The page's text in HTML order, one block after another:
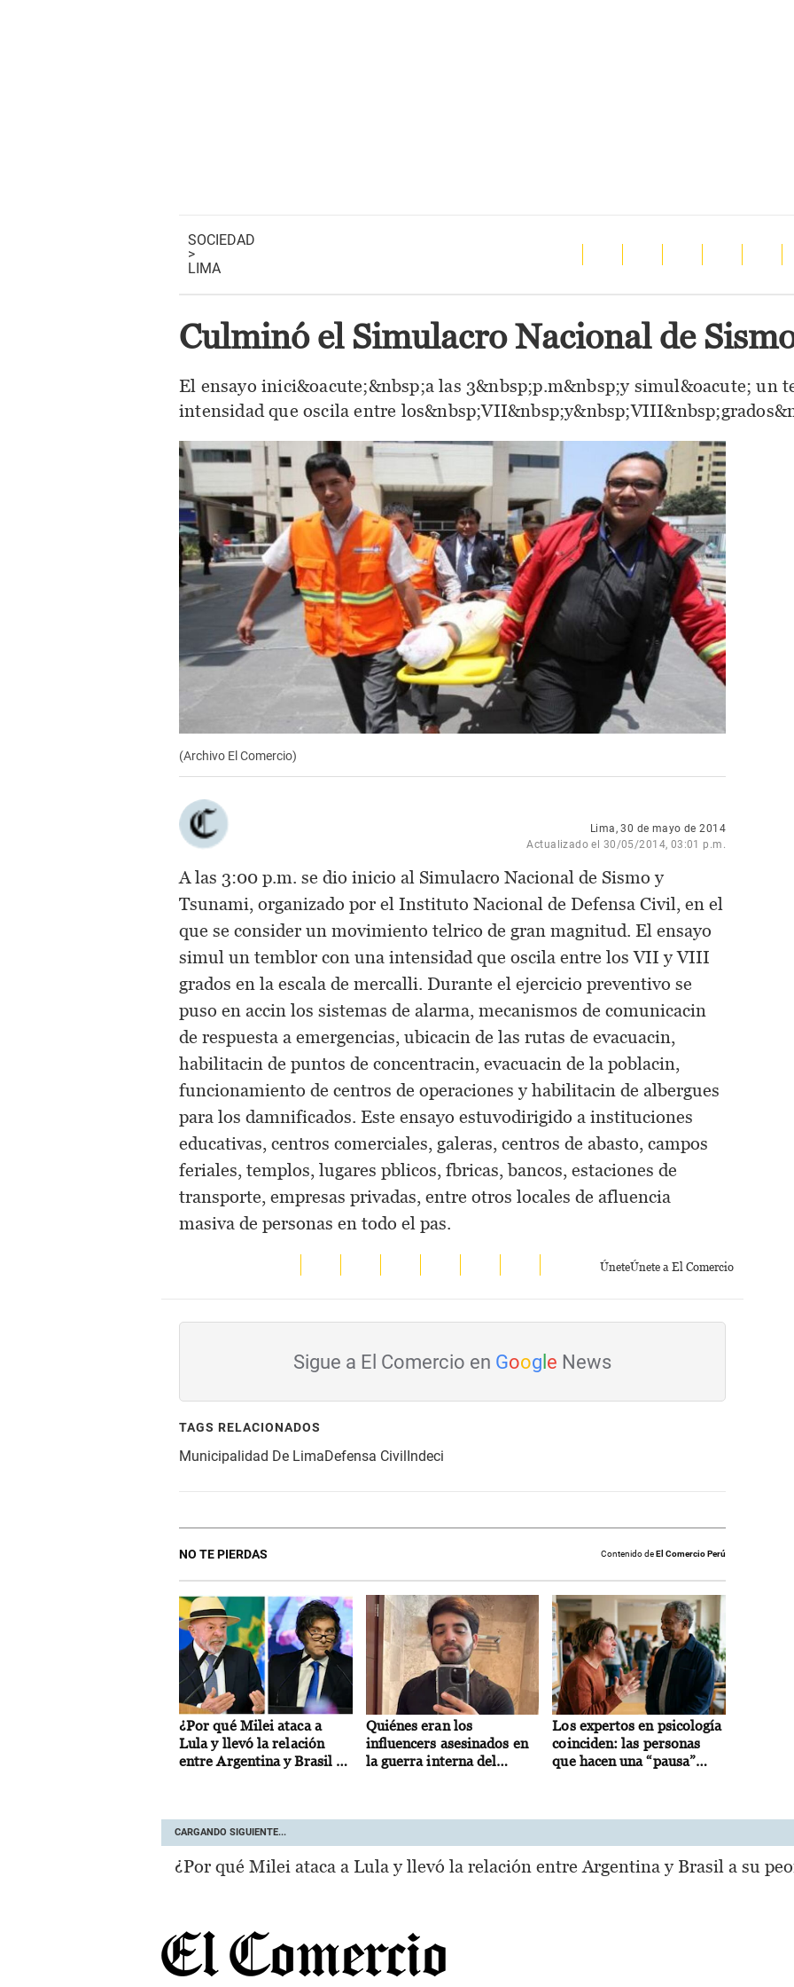
SOCIEDAD
>
LIMA
Culminó el Simulacro Nacional de
El ensayo inici&oacute;&nbsp;a las 3&nbsp;p.m&nbsp;y simul&oacute; un
intensidad que oscila entre
(Archivo El Comercio)
Lima, 30 de mayo de 2014
Actualizado el 30/05/2014, 03:01 p.m.
A las 3:00 p.m. se dio inicio al Simulacro Nacional de Sismo y
Tsunami, organizado por el Instituto Nacional de Defensa Civil, en el
que se consider un movimiento telrico de gran magnitud. El ensayo
simul un temblor con una intensidad que oscila entre los VII y VIII
grados en la escala de mercalli. Durante el ejercicio preventivo se
puso en accin los sistemas de alarma, mecanismos de comunicacin
de respuesta a emergencias, ubicacin de las rutas de evacuacin,
habilitacin de puntos de concentracin, evacuacin de la poblacin,
funcionamiento de centros de operaciones y habilitacin de albergues
para los damnificados. Este ensayo estuvodirigido a instituciones
educativas, centros comerciales, galeras, centros de abasto, campos
feriales, templos, lugares pblicos, fbricas, bancos, estaciones de
transporte, empresas privadas, entre otros locales de afluencia
masiva de personas en todo el pas.
ÚneteÚnete a El Comercio
Sigue a El Comercio en Goog e News
TAGS RELACIONADOS
Municipalidad De LimaDefensa CivilIndeci
NO TE PIERDAS Contenido deEl Comercio Perú
¿Por qué Milei ataca a
Lula y llevó la relación
entre Argentina y Brasil a
Quiénes eran los
influencers asesinados en
la guerra interna del
Los expertos en psicología
coinciden: las personas
que hacen una “pausa”
CARGANDO SIGUIENTE...
¿Por qué Milei ataca a Lula y llevó la relación entre Argentina y Brasil a su